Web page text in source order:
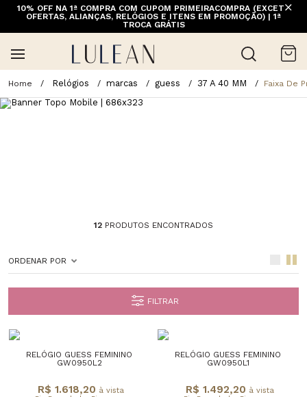
10% OFF NA 1ª COMPRA COM CUPOM PRIMEIRACOMPRA (EXCETO
OFERTAS, ALIANÇAS, RELÓGIOS E ITENS EM PROMOÇÃO) | 1ª
TROCA GRÁTIS
Relógios marcas guess 37 A 40 MM Faixa De
12 PRODUTOS ENCONTRADOS
ORDENAR POR
FILTRAR
RELÓGIO GUESS FEMININO
GW0950L2
R$ 1.618,20 à vista
RELÓGIO GUESS FEMININO
GW0950L1
R$ 1.492,20 à vista